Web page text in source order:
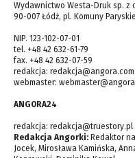
Wydawnictwo Westa-Druk sp. z
90-007 Łódź, pl. Komuny
NIP. 123-102-07-01
tel. +48 42 632-61-79
fax. +48 42 632-07-59
redakcja:
webmaster:
ANGORA24
redakcja: redakcja@truestory.pl
Redakcja Angorki: Redaktor
Jocek, Mirosława Kamińska,